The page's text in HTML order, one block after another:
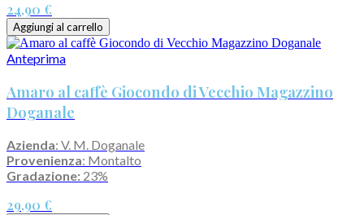
24,90 €
Aggiungi al carrello
Anteprima
Amaro al caffè Giocondo di Vecchio Magazzino
Doganale
Azienda: V. M. Doganale
Provenienza: Montalto
Gradazione: 23%
29,90 €